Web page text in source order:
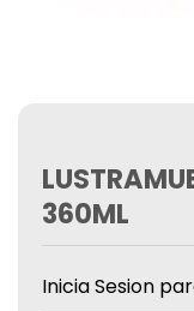
360ML
Inicia Sesion